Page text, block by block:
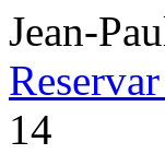
Jean-
Reservar
14